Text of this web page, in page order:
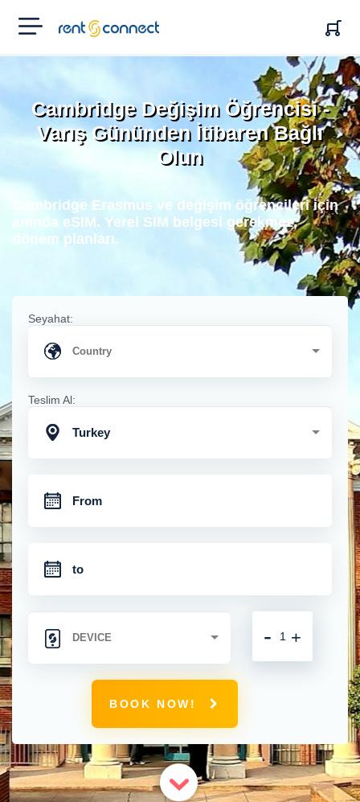
RENT'N
CONNECT
Cambridge Değişim Öğrencisi -
Varış Gününden İtibaren Bağlı
Olun
Cambridge Erasmus ve değişim öğrencileri için
anında eSIM. Yerel SIM belgesi gerekmez,
dönem planları.
Seyahat:
Teslim Al:
Turkey
+
-
BOOK NOW!